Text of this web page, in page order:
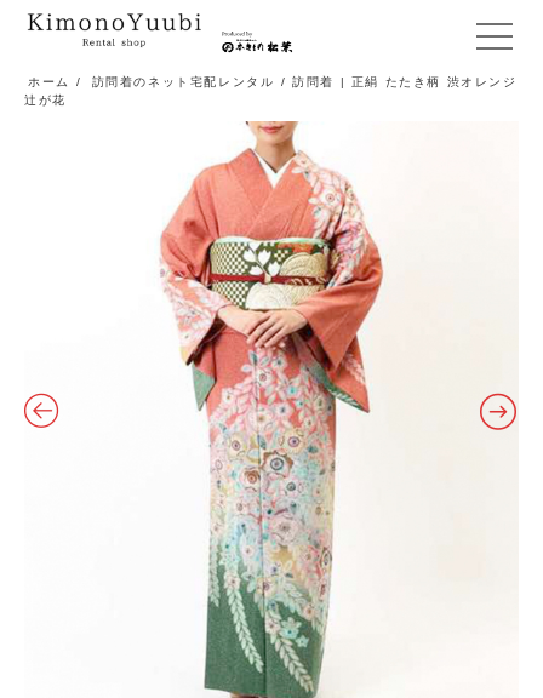
メ
ニ
ホーム / 訪問着のネット宅配レンタル
/ 訪問着 | 正絹 たたき柄 渋オレンジ
辻が花